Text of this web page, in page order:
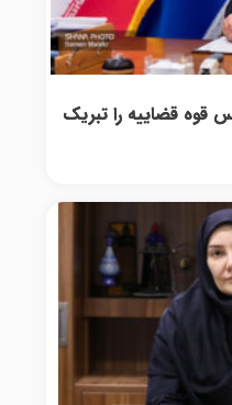
قوه قضاییه را تبریک